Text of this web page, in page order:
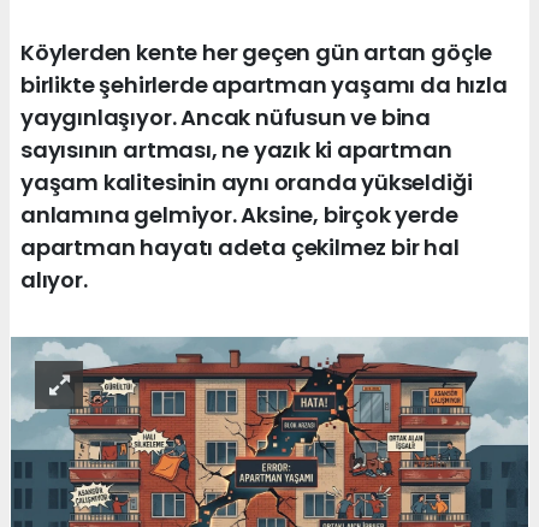
Köylerden kente her geçen gün artan göçle
birlikte şehirlerde apartman yaşamı da hızla
yaygınlaşıyor. Ancak nüfusun ve bina
sayısının artması, ne yazık ki apartman
yaşam kalitesinin aynı oranda yükseldiği
anlamına gelmiyor. Aksine, birçok yerde
apartman hayatı adeta çekilmez bir hal
alıyor.